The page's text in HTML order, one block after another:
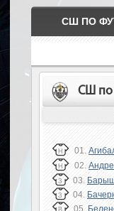
СШ ПО
СШ по
Н 01.
Н 02.
З 03.
З 04.
В 05.